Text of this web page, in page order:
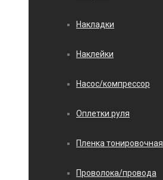
Накладки
Наклейки
Насос/компрессор
Оплетки руля
Пленка тонировочная
Проволока/провода